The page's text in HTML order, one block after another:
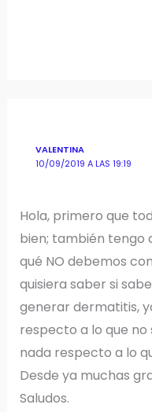
VALENTINA
10/09/2019 A LAS 19:19
Hola, primero que
bien; también tengo
qué NO debemos
quisiera saber si
generar dermatitis,
respecto a lo que
nada respecto a lo
Desde ya muchas
Saludos.